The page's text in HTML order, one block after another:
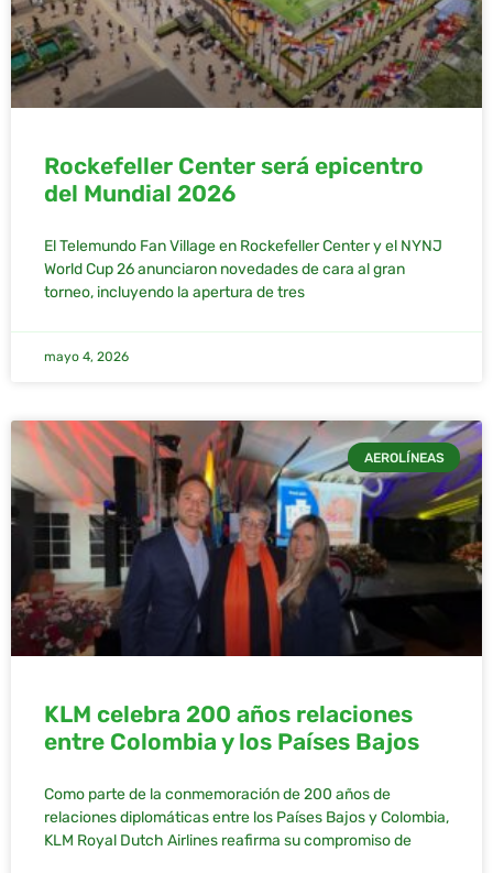
Rockefeller Center será epicentro
del Mundial 2026
El Telemundo Fan Village en Rockefeller Center y el NYNJ
World Cup 26 anunciaron novedades de cara al gran
torneo, incluyendo la apertura de tres
mayo 4, 2026
AEROLÍNEAS
KLM celebra 200 años relaciones
entre Colombia y los Países Bajos
Como parte de la conmemoración de 200 años de
relaciones diplomáticas entre los Países Bajos y Colombia,
KLM Royal Dutch Airlines reafirma su compromiso de